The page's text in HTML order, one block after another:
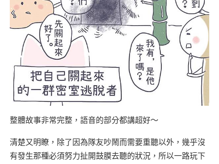
整體故事非常完整，語音的部分都講超好～
清楚又明瞭，除了因為隊友吵鬧而需要重聽以外，幾乎沒
有發生那種必須努力扯開鼓膜去聽的狀況，所以一路玩下